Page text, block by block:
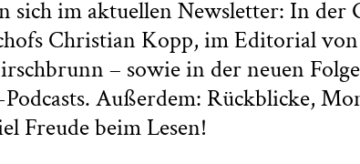
sich im aktuellen Newsletter: In der
Christian Kopp, im Editorial
– sowie in der neuen
Podcasts. Außerdem: Rückblicke,
Freude beim Lesen!